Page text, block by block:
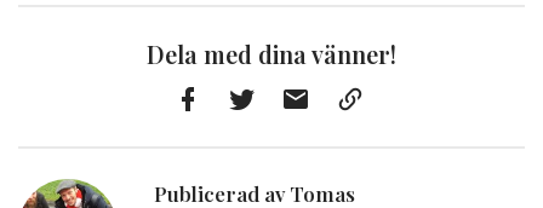
Dela med dina vänner!
Publicerad av Tomas